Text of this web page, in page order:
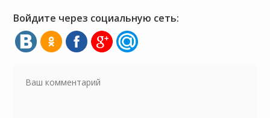
Войдите через социальную сеть: